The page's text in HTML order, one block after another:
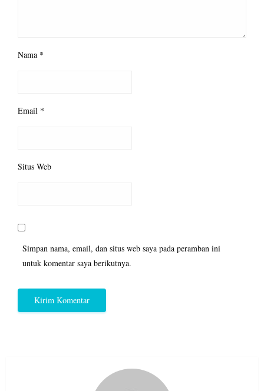
Nama *
Email *
Situs Web
Simpan nama, email, dan situs web saya pada peramban ini
untuk komentar saya berikutnya.